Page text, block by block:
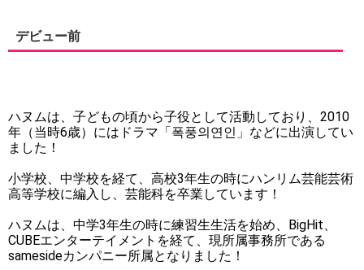
デビュー前
ハヌムは、子どもの頃から子役として活動しており、2010
年（当時6歳）にはドラマ「폭풍의연인」などに出演してい
ました！
小学校、中学校を経て、高校3年生の時にハンリム芸能芸術
高等学校に編入し、芸能科を卒業しています！
ハヌムは、中学3年生の時に練習生生活を始め、BigHit、
CUBEエンターテイメントを経て、現所属事務所である
samesideカンパニー所属となりました！